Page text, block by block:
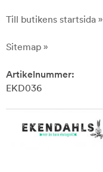
Till butikens startsida »
Sitemap »
Artikelnummer:
EKD036